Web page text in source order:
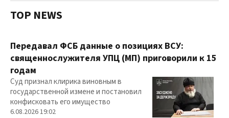
TOP NEWS
Передавал ФСБ данные о позициях ВСУ:
священнослужителя УПЦ (МП) приговорили к 15
годам
Суд признал клирика виновным в
государственной измене и постановил
конфисковать его имущество
6.08.2026 19:02